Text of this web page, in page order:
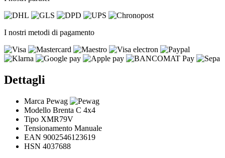
I nostri metodi di pagamento
Dettagli
Marca Pewag
Modello Brenta C 4x4
Tipo XMR79V
Tensionamento Manuale
EAN 9002546123619
HSN 4037688